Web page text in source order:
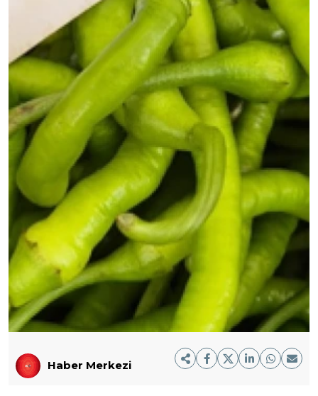
Haber Merkezi